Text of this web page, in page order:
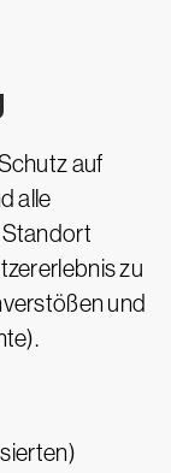
auf
alle
zu
und